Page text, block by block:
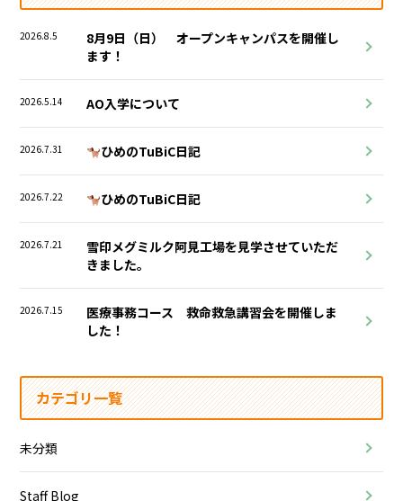
2026.8.5
8月9日（日） オープンキャンパスを開催し
ます！
2026.5.14 AO入学について
2026.7.31 ひめのTuBiC日記
2026.7.22 ひめのTuBiC日記
2026.7.21
雪印メグミルク阿見工場を見学させていただ
きました。
2026.7.15
医療事務コース 救命救急講習会を開催しま
した！
カテゴリ一覧
未分類
Staff Blog